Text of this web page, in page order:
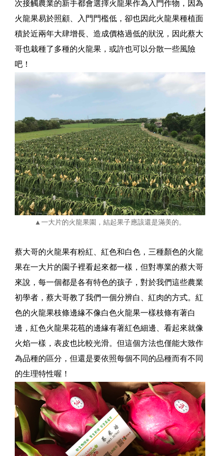
次接觸農業的新手都會選擇火龍果作為入門作物，因為
火龍果易於照顧、入門門檻低，卻也因此火龍果種植面
積於近兩年大肆增長、造成價格過低的狀況，因此蔡大
哥也栽種了多種的火龍果，或許也可以分散一些風險
吧！
▲一大片的火龍果園，結起果子應該還是滿美的。
蔡大哥的火龍果有粉紅、紅色和白色，三種顏色的火龍
果在一大片的園子裡看起來都一樣，但對專業的蔡大哥
來說，每一個都是各有特色的孩子，對於我們這些農業
初學者，蔡大哥教了我們一個分辨白、紅肉的方式。紅
色的火龍果枝條邊緣不像白色火龍果一樣枝條有著白
邊，紅色火龍果花苞的邊緣有著紅色細邊、看起來就像
火焰一樣，表皮也比較光滑。但這個方法也僅能大致作
為品種的區分，但還是要依照每個不同的品種而有不同
的生理特性喔！